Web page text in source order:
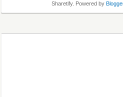
Sharetify. Powered by